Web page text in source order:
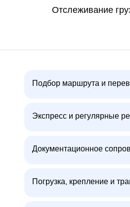
Отслеживание
Подбор маршрута и
Экспресс и регулярные
Документационное
Погрузка, крепление и